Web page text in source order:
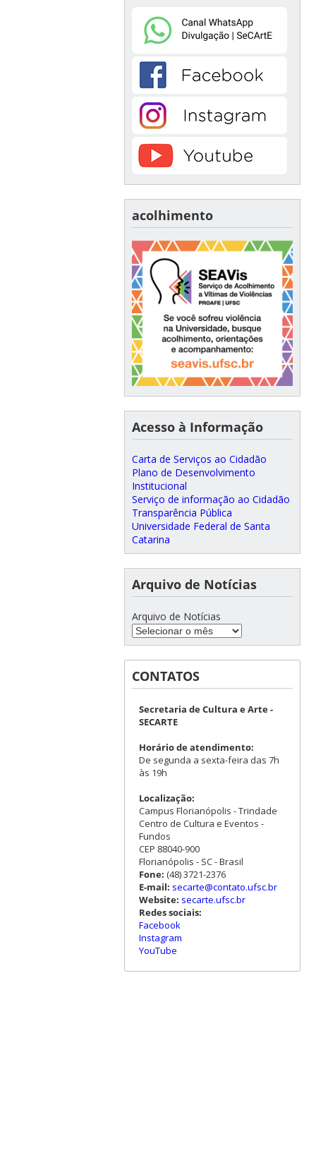
acolhimento
Acesso à Informação
Carta de Serviços ao Cidadão
Plano de Desenvolvimento
Institucional
Serviço de informação ao Cidadão
Transparência Pública
Universidade Federal de Santa
Catarina
Arquivo de Notícias
Arquivo de Notícias
CONTATOS
Secretaria de Cultura e Arte -
SECARTE
Horário de atendimento:
De segunda a sexta-feira das 7h
às 19h
Localização:
Campus Florianópolis - Trindade
Centro de Cultura e Eventos -
Fundos
CEP 88040-900
Florianópolis - SC - Brasil
Fone: (48) 3721-2376
E-mail: secarte@contato.ufsc.br
Website: secarte.ufsc.br
Redes sociais:
Facebook
Instagram
YouTube